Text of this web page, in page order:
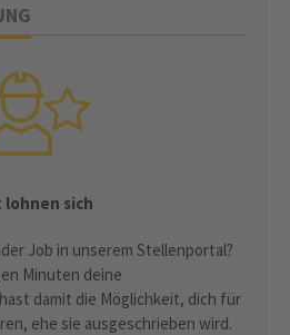
lohnen sich
Job in unserem Stellenportal?
Minuten deine
damit die Möglichkeit, dich für
ehe sie ausgeschrieben wird.